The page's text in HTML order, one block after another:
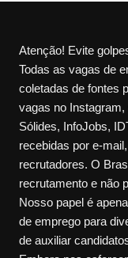
Atenção! Evite
Todas as vagas de
coletadas de fontes
vagas no
Sólides, InfoJobs,
recebidas por e-
recrutadores. O
recrutamento e não
Nosso papel é
de emprego para
de auxiliar